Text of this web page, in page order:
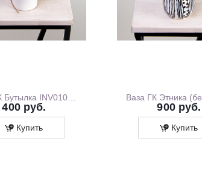
400 руб.
Купить
900 руб.
Купить